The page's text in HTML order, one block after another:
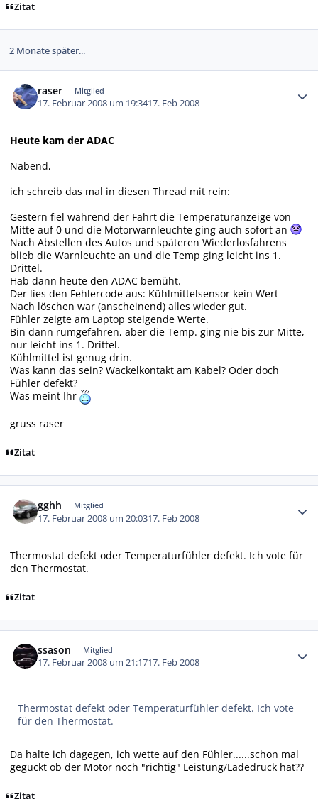
Zitat
2 Monate später...
raser Mitglied
17. Februar 2008 um 19:3417. Feb 2008
Heute kam der ADAC
Nabend,
ich schreib das mal in diesen Thread mit rein:
Gestern fiel während der Fahrt die Temperaturanzeige von
Mitte auf 0 und die Motorwarnleuchte ging auch sofort an
Nach Abstellen des Autos und späteren Wiederlosfahrens
blieb die Warnleuchte an und die Temp ging leicht ins 1.
Drittel.
Hab dann heute den ADAC bemüht.
Der lies den Fehlercode aus: Kühlmittelsensor kein Wert
Nach löschen war (anscheinend) alles wieder gut.
Fühler zeigte am Laptop steigende Werte.
Bin dann rumgefahren, aber die Temp. ging nie bis zur Mitte,
nur leicht ins 1. Drittel.
Kühlmittel ist genug drin.
Was kann das sein? Wackelkontakt am Kabel? Oder doch
Fühler defekt?
Was meint Ihr
gruss raser
Zitat
gghh Mitglied
17. Februar 2008 um 20:0317. Feb 2008
Thermostat defekt oder Temperaturfühler defekt. Ich vote für
den Thermostat.
Zitat
ssason Mitglied
17. Februar 2008 um 21:1717. Feb 2008
Thermostat defekt oder Temperaturfühler defekt. Ich vote
für den Thermostat.
Da halte ich dagegen, ich wette auf den Fühler......schon mal
geguckt ob der Motor noch "richtig" Leistung/Ladedruck hat??
Zitat